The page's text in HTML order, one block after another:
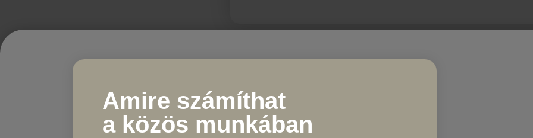
Amire számíthat
a közös munkában